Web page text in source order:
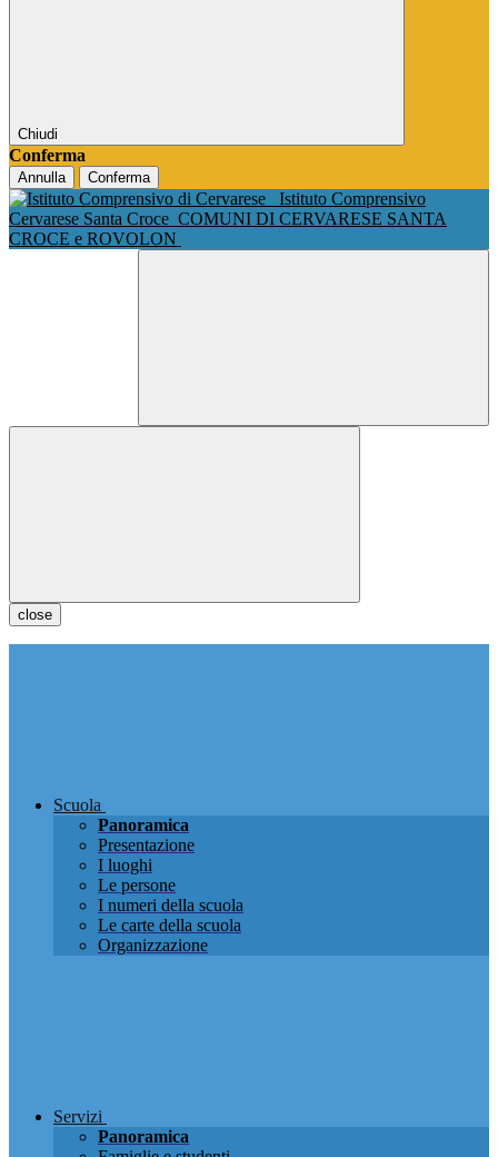
Chiudi
Conferma
Annulla Conferma
Istituto Comprensivo
Cervarese Santa Croce COMUNI DI CERVARESE SANTA
CROCE e ROVOLON
close
Scuola
Panoramica
Presentazione
I luoghi
Le persone
I numeri della scuola
Le carte della scuola
Organizzazione
Servizi
Panoramica